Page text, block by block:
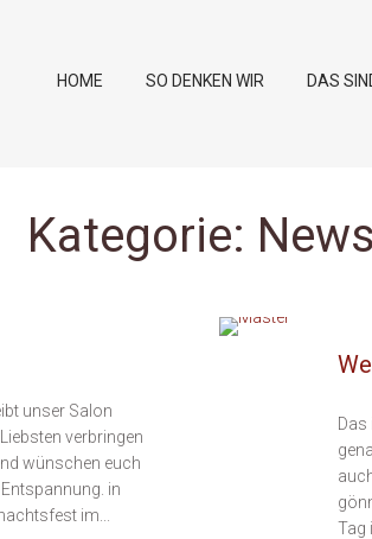
HOME SO DENKEN WIR DAS
Kategorie: News
unser Salon
verbringen
wünschen euch
in
im...
Das
Tag